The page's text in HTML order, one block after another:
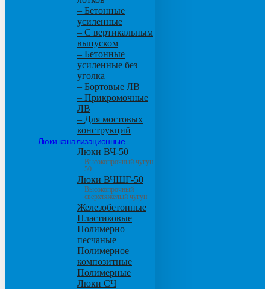
– Бетонные
усиленные
– С вертикальным
выпуском
– Бетонные
усиленные без
уголка
– Бортовые ЛВ
– Прикромочные
ЛВ
– Для мостовых
конструкций
Люки канализационные
Люки ВЧ-50
Высокопрочный чугун
50
Люки ВЧШГ-50
Высокопрочный
сверхтяжелый чугун
Железобетонные
Пластиковые
Полимерно
песчаные
Полимерное
композитные
Полимерные
Люки СЧ